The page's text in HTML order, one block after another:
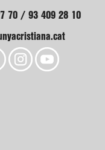
70 / 93 409 28 10